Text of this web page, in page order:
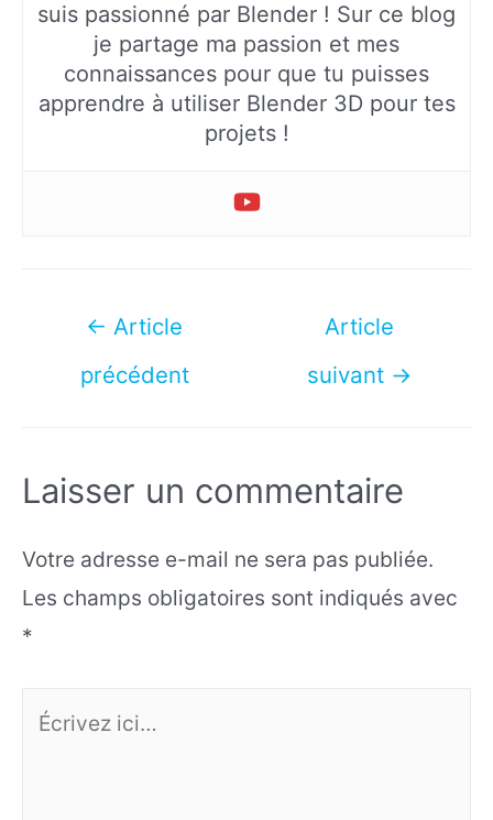
suis passionné par Blender ! Sur ce blog
je partage ma passion et mes
connaissances pour que tu puisses
apprendre à utiliser Blender 3D pour tes
projets !
Navigation
l’article
← Article
précédent
Article
suivant →
Laisser un commentaire
Votre adresse e-mail ne sera pas publiée.
Les champs obligatoires sont indiqués avec
*
Écrivez